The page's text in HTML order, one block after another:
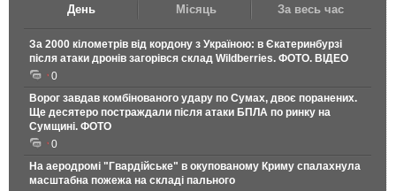
День Місяць За весь час
За 2000 кілометрів від кордону з Україною: в Єкатеринбурзі
після атаки дронів загорівся склад Wildberries. ФОТО. ВІДЕО
0
Ворог завдав комбінованого удару по Сумах, двоє поранених.
Ще десятеро постраждали після атаки БПЛА по ринку на
Сумщині. ФОТО
0
На аеродромі "Гвардійське" в окупованому Криму спалахнула
масштабна пожежа на складі пального